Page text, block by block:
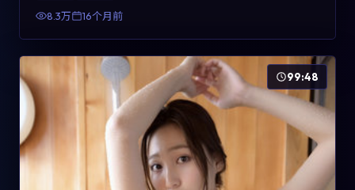
关系与情节反转，适合检索「2025冒险」「美国电影」的
8.3万 16个月前
99:48